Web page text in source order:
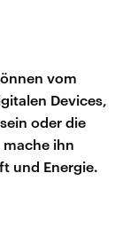
vom
Devices,
oder die
mache ihn
und Energie.